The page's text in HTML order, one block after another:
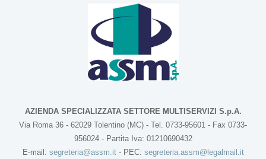
AZIENDA SPECIALIZZATA SETTORE MULTISERVIZI S.p.A.
Via Roma 36 - 62029 Tolentino (MC) - Tel. 0733-95601 - Fax 0733-
956024 - Partita Iva: 01210690432
E-mail: segreteria@assm.it- PEC: segreteria.assm@legalmail.it